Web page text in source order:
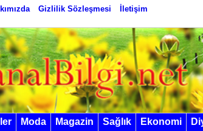
Gizlilik Sözleşmesi İletişim
Moda Magazin Sağlık Ekonomi